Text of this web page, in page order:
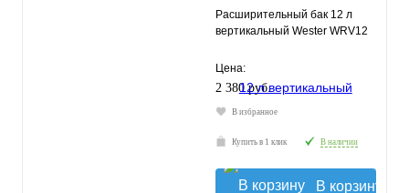
Расширительный бак 12 л
вертикальный Wester WRV12
Цена:
2 380 руб.
В избранное
Купить в 1 клик В наличии
В корзину